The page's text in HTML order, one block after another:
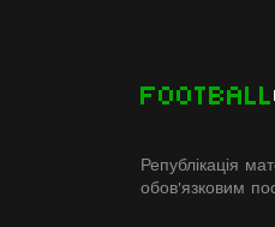
FOOTBALL
Републікація
обов'язковим